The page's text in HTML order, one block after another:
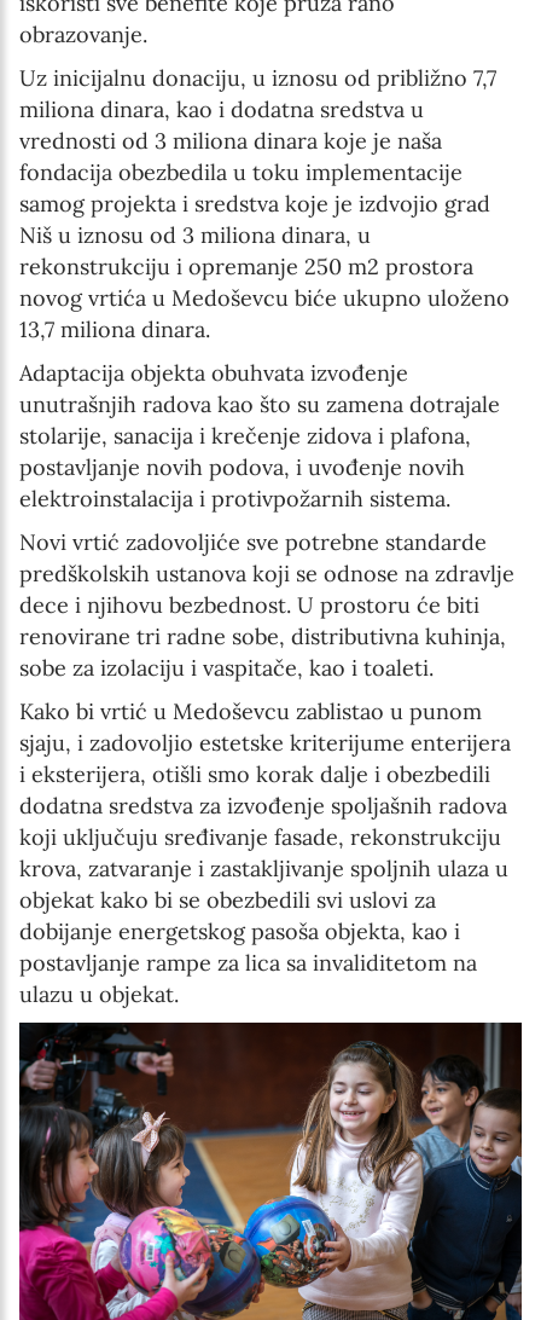
obrazovanje.
Uz inicijalnu donaciju, u iznosu od približno 7,7
miliona dinara, kao i dodatna sredstva u
vrednosti od 3 miliona dinara koje je naša
fondacija obezbedila u toku implementacije
samog projekta i sredstva koje je izdvojio grad
Niš u iznosu od 3 miliona dinara, u
rekonstrukciju i opremanje 250 m2 prostora
novog vrtića u Medoševcu biće ukupno uloženo
13,7 miliona dinara.
Adaptacija objekta obuhvata izvođenje
unutrašnjih radova kao što su zamena dotrajale
stolarije, sanacija i krečenje zidova i plafona,
postavljanje novih podova, i uvođenje novih
elektroinstalacija i protivpožarnih sistema.
Novi vrtić zadovoljiće sve potrebne standarde
predškolskih ustanova koji se odnose na zdravlje
dece i njihovu bezbednost. U prostoru će biti
renovirane tri radne sobe, distributivna kuhinja,
sobe za izolaciju i vaspitače, kao i toaleti.
Kako bi vrtić u Medoševcu zablistao u punom
sjaju, i zadovoljio estetske kriterijume enterijera
i eksterijera, otišli smo korak dalje i obezbedili
dodatna sredstva za izvođenje spoljašnih radova
koji uključuju sređivanje fasade, rekonstrukciju
krova, zatvaranje i zastakljivanje spoljnih ulaza u
objekat kako bi se obezbedili svi uslovi za
dobijanje energetskog pasoša objekta, kao i
postavljanje rampe za lica sa invaliditetom na
ulazu u objekat.